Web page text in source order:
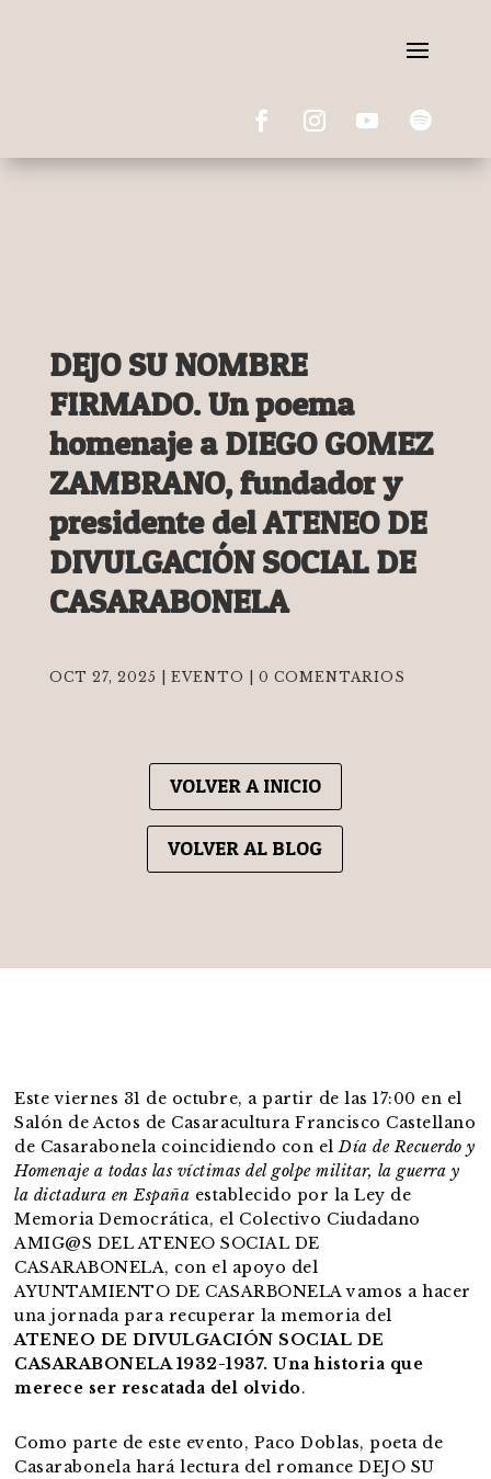
DEJO SU NOMBRE
FIRMADO. Un poema
homenaje a DIEGO GOMEZ
ZAMBRANO, fundador y
presidente del ATENEO DE
DIVULGACIÓN SOCIAL DE
CASARABONELA
OCT 27, 2025 EVENTO 0 COMENTARIOS
VOLVER A INICIO
VOLVER AL BLOG
Este viernes 31 de octubre, a partir de las 17:00 en el
Salón de Actos de Casaracultura Francisco Castellano
de Casarabonela coincidiendo con el Día de Recuerdo y
Homenaje a todas las víctimas del golpe militar, la guerra y
la dictadura en España establecido por la Ley de
Memoria Democrática, el Colectivo Ciudadano
AMIG@S DEL ATENEO SOCIAL DE
CASARABONELA, con el apoyo del
AYUNTAMIENTO DE CASARBONELA vamos a hacer
una jornada para recuperar la memoria del
ATENEO DE DIVULGACIÓN SOCIAL DE
CASARABONELA 1932-1937. Una historia que
merece ser rescatada del olvido.
Como parte de este evento, Paco Doblas, poeta de
Casarabonela hará lectura del romance DEJO SU